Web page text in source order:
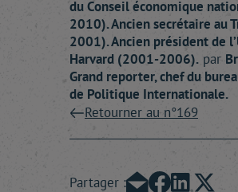
du Conseil économique
2010). Ancien secrétaire au
2001). Ancien président de
Harvard (2001-2006). par
Grand reporter, chef du
de Politique Internationale.
Retourner au n°169
Partager :